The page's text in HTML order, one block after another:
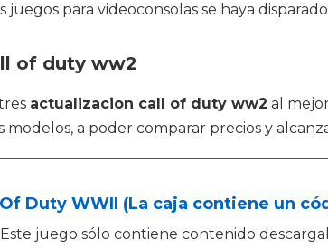
para videoconsolas se haya
of duty ww2
actualizacion call of duty ww2 al
a poder comparar precios y
Duty WWII (La caja contiene un
Este juego sólo contiene contenido